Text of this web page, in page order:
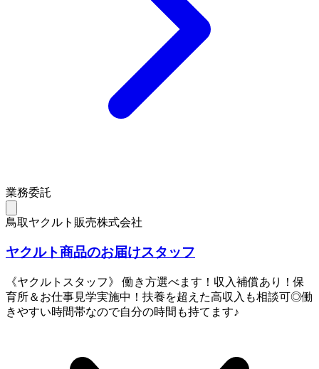
業務委託
鳥取ヤクルト販売株式会社
ヤクルト商品のお届けスタッフ
《ヤクルトスタッフ》 働き方選べます！収入補償あり！保
育所＆お仕事見学実施中！扶養を超えた高収入も相談可◎働
きやすい時間帯なので自分の時間も持てます♪